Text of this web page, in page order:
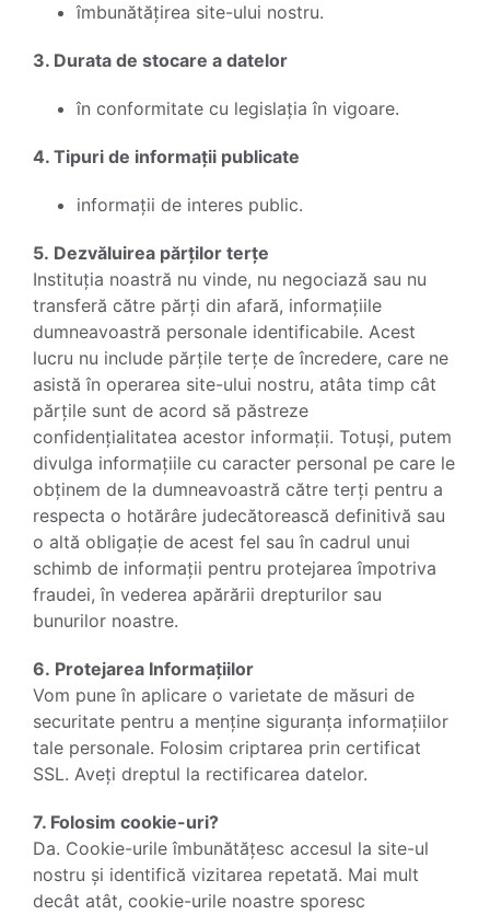
îmbunătățirea site-ului nostru.
3. Durata de stocare a datelor
în conformitate cu legislația în vigoare.
4. Tipuri de informații publicate
informații de interes public.
5. Dezvăluirea părților terțe
Instituția noastră nu vinde, nu negociază sau nu
transferă către părți din afară, informațiile
dumneavoastră personale identificabile. Acest
lucru nu include părțile terțe de încredere, care ne
asistă în operarea site-ului nostru, atâta timp cât
părțile sunt de acord să păstreze
confidențialitatea acestor informații. Totuși, putem
divulga informațiile cu caracter personal pe care le
obținem de la dumneavoastră către terți pentru a
respecta o hotărâre judecătorească definitivă sau
o altă obligație de acest fel sau în cadrul unui
schimb de informații pentru protejarea împotriva
fraudei, în vederea apărării drepturilor sau
bunurilor noastre.
6. Protejarea Informațiilor
Vom pune în aplicare o varietate de măsuri de
securitate pentru a menține siguranța informațiilor
tale personale. Folosim criptarea prin certificat
SSL. Aveți dreptul la rectificarea datelor.
7. Folosim cookie-uri?
Da. Cookie-urile îmbunătățesc accesul la site-ul
nostru și identifică vizitarea repetată. Mai mult
decât atât, cookie-urile noastre sporesc